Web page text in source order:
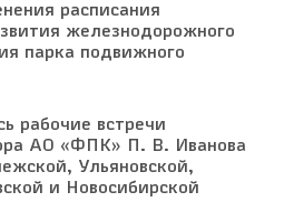
расписания
железнодорожного
парка подвижного
рабочие встречи
АО «ФПК» П. В. Иванова
Ульяновской,
и Новосибирской